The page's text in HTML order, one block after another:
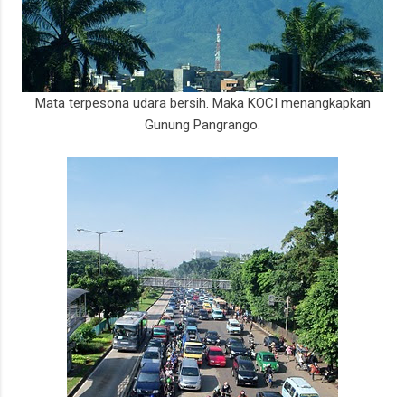
Mata terpesona udara bersih. Maka KOCI menangkapkan
Gunung Pangrango.